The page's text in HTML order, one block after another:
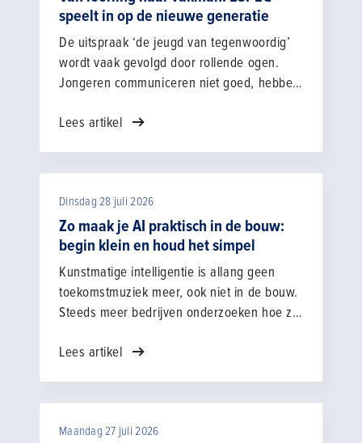
speelt in op de nieuwe generatie
De uitspraak ‘de jeugd van tegenwoordig’
wordt vaak gevolgd door rollende ogen.
Jongeren communiceren niet goed, hebben
materialistisch. “Als dat allemaal al zo zou
en Marktontwikkeling bij ESPEQ
Bouwopleidingen uit het Noord-Hollandse
Heerhugowaard. “Wij richten onze
opleidingen zo in dat jongeren niet alleen
de kneepjes van het vak leren, maar ook de
werknemersvaardigheden en het
zelfvertrouwen om hun plek te vinden op de
bouwplaats.”
Lees artikel
Dinsdag 28 juli 2026
Zo maak je AI praktisch in de bouw:
begin klein en houd het simpel
Kunstmatige intelligentie is allang geen
toekomstmuziek meer, ook niet in de bouw.
Steeds meer bedrijven onderzoeken hoe ze
Tijdens een bezoek aan Roelofs gaan
De een staat nog aan het begin, de ander is
Lees artikel
Maandag 27 juli 2026